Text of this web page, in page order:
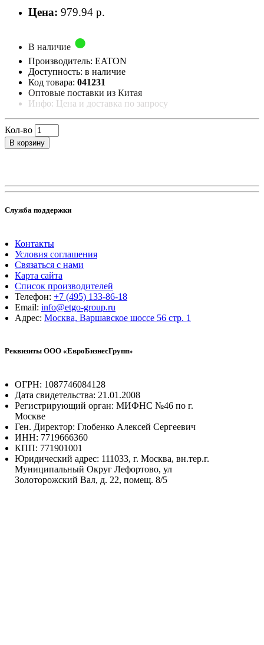
Цена: 979.94 р.
В наличие
Производитель: EATON
Доступность: в наличие
Код товара: 041231
Оптовые поставки из Китая
Инфо: Цена и доставка по запросу
Кол-во
В корзину
Служба поддержки
Контакты
Условия соглашения
Связаться с нами
Карта сайта
Список производителей
Телефон: +7 (495) 133-86-18
Email: info@etgo-group.ru
Адрес: Москва, Варшавское шоссе 56 стр. 1
Реквизиты ООО «ЕвроБизнесГрупп»
ОГРН: 1087746084128
Дата свидетельства: 21.01.2008
Регистрирующий орган: МИФНС №46 по г.
Москве
Ген. Директор: Глобенко Алексей Сергеевич
ИНН: 7719666360
КПП: 771901001
Юридический адрес: 111033, г. Москва, вн.тер.г.
Муниципальный Округ Лефортово, ул
Золоторожский Вал, д. 22, помещ. 8/5